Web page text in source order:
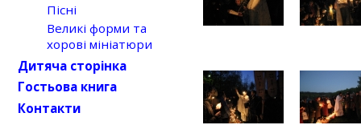
Пісні
Великі форми та
хорові мініатюри
Дитяча сторінка
Гостьова книга
Контакти